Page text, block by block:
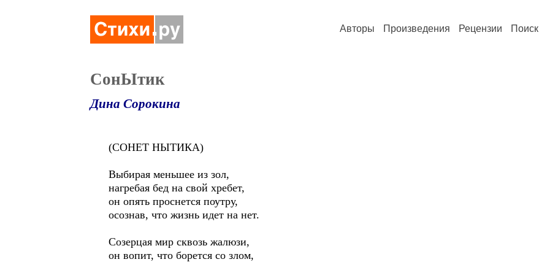
Авторы Произведения Рецензии Поиск
СонЫтик
Дина Сорокина
(СОНЕТ НЫТИКА)
Выбирая меньшее из зол,
нагребая бед на свой хребет,
он опять проснется поутру,
осознав, что жизнь идет на нет.
Созерцая мир сквозь жалюзи,
он вопит, что борется со злом,